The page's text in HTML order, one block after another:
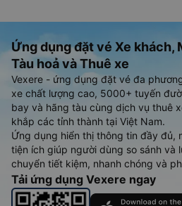
Ứng dụng đặt vé Xe khách,
Tàu hoả và Thuê xe
Vexere - ứng dụng đặt vé đa
xe chất lượng cao, 5000+ tuyến
bay và hãng tàu cùng dịch vụ thuê
khắp các tỉnh thành tại Việt Nam.
Ứng dụng hiển thị thông tin đầy đủ,
tiện ích giúp người dùng so sánh và
chuyển tiết kiệm, nhanh chóng và
Tải ứng dụng Vexere ngay